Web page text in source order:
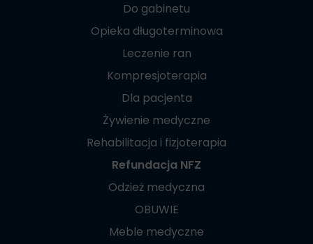
Do gabinetu
Opieka długoterminowa
Leczenie ran
Kompresjoterapia
Dla pacjenta
Żywienie medyczne
Rehabilitacja i fizjoterapia
Refundacja NFZ
Odzież medyczna
OBUWIE
Meble medyczne